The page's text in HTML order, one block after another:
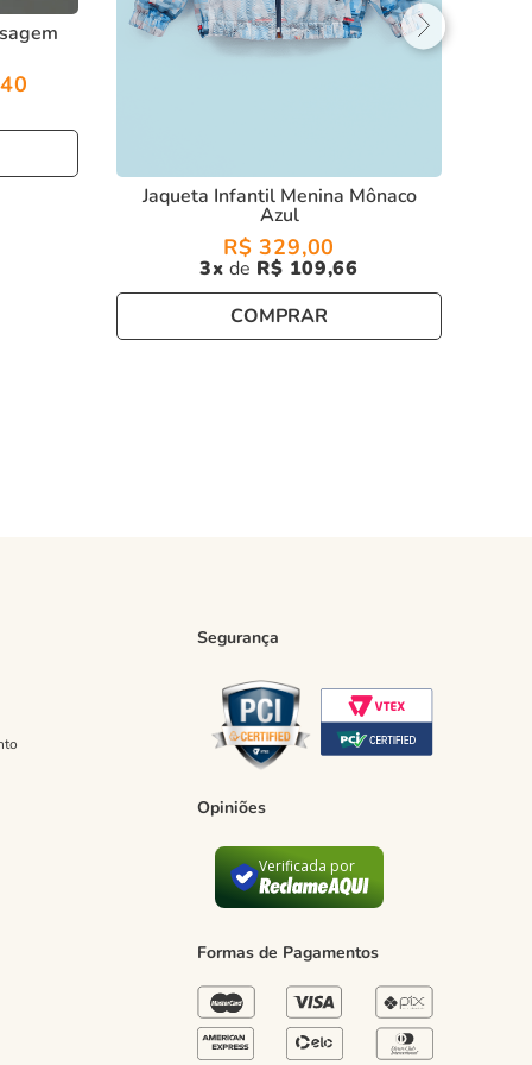
40
Jaqueta Infantil Menina Mônaco
Azul
R$ 329,00
3 R$ 109,66
COMPRAR
Segurança
Opiniões
Verificada por
Formas de Pagamentos